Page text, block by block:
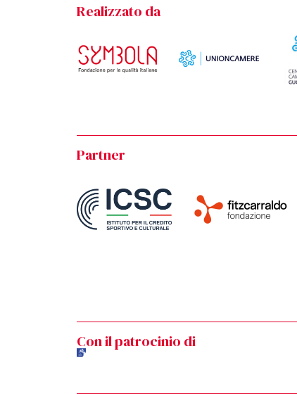
Realizzato da
Partner
Con il patrocinio di